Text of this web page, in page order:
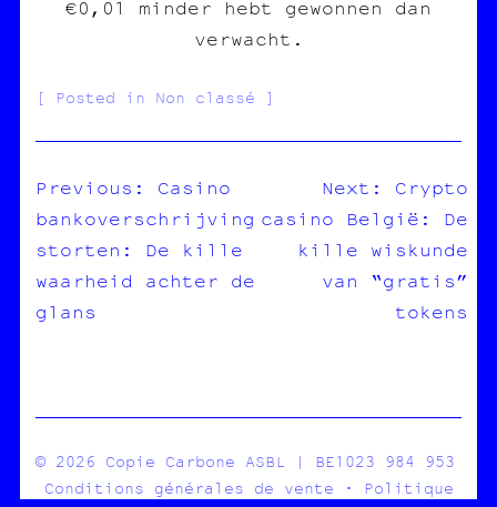
€0,01 minder hebt gewonnen dan
verwacht.
Posted in Non classé
NAVIGATION
DE
L’ARTICLE
Previous:
Casino
bankoverschrijving
storten: De kille
waarheid achter de
glans
Next:
Crypto
casino België: De
kille wiskunde
van “gratis”
tokens
© 2026 Copie Carbone ASBL | BE1023 984 953
Conditions générales de vente · Politique